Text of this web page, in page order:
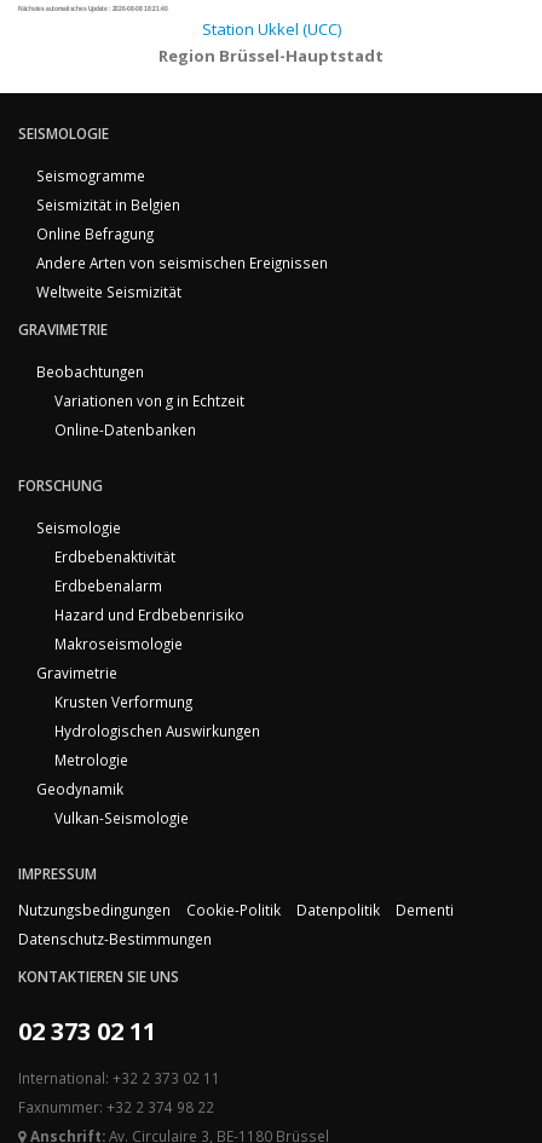
Nächstes automatisches Update : 2026-08-08 18:21:40
Station Ukkel (UCC)
Region Brüssel-Hauptstadt
SEISMOLOGIE
Seismogramme
Seismizität in Belgien
Online Befragung
Andere Arten von seismischen Ereignissen
Weltweite Seismizität
GRAVIMETRIE
Beobachtungen
Variationen von g in Echtzeit
Online-Datenbanken
FORSCHUNG
Seismologie
Erdbebenaktivität
Erdbebenalarm
Hazard und Erdbebenrisiko
Makroseismologie
Gravimetrie
Krusten Verformung
Hydrologischen Auswirkungen
Metrologie
Geodynamik
Vulkan-Seismologie
IMPRESSUM
Nutzungsbedingungen
Cookie-Politik Datenpolitik
Dementi
Datenschutz-Bestimmungen
KONTAKTIEREN SIE UNS
02 373 02 11
International: +32 2 373 02 11
Faxnummer: +32 2 374 98 22
Anschrift:Av. Circulaire 3, BE-1180 Brüssel